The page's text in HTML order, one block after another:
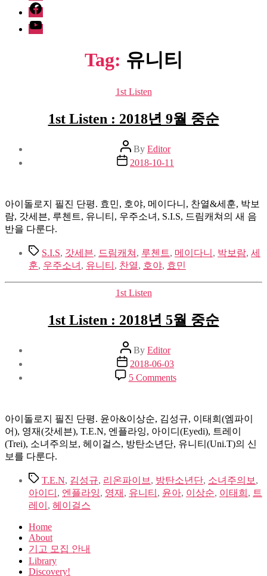
facebook
Youtube
Tag: 유니티
Categories
1st Listen
1st Listen : 2018년 9월 중순
Post
author
By Editor
Post
date
2018-10-11
아이돌로지 필진 단평. 효민, 호야, 메이다니, 찬열&세훈, 박보
람, 갓세븐, 루첸트, 유니티, 우주소녀, S.I.S, 드림캐쳐의 새 음
반을 다룬다.
TagsS.I.S, 갓세븐, 드림캐쳐 , 루첸트, 메이다니 , 박보람, 세
훈, 우주소녀 , 유니티 , 찬열, 호야, 효민
Categories
1st Listen
1st Listen : 2018년 5월 중순
Post
author
By Editor
Post
date
2018-06-03
5 Commentson
1st
2018
년
5
월
순
아이돌로지 필진 단평. 윤아&이상순, 김성규, 이태희(엠파이
어), 영재(갓세븐), T.E.N, 엔플라잉, 아이디(Eyedi), 트레이
(Trei), 소녀주의보, 헤이걸스, 방탄소년단, 유니티(Uni.T)의 신
보를 다룬다.
TagsT.E.N, 김성규, 리온파이브 , 방탄소년단, 소녀주의보 ,
아이디 , 엔플라잉, 영재 , 유니티 , 윤아, 이상순, 이태희 , 트
레이 , 헤이걸스
Home
About
기고 모집 안내
Library
Discovery!